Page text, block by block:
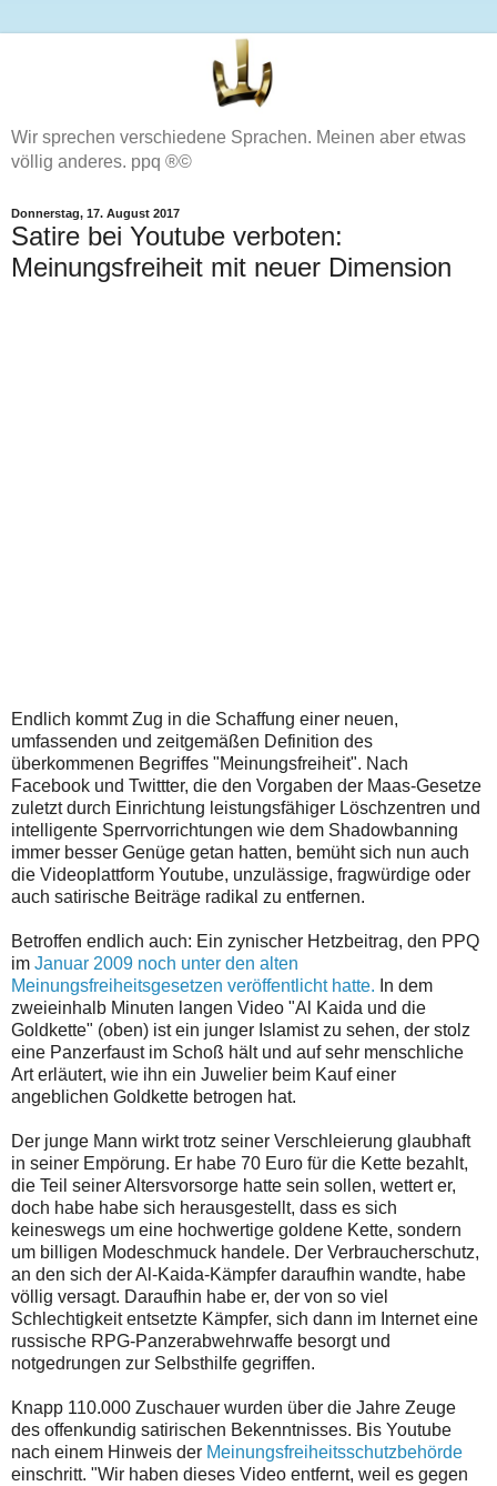
Wir sprechen verschiedene Sprachen. Meinen aber etwas
völlig anderes. ppq ®©
Donnerstag, 17. August 2017
Satire bei Youtube verboten:
Meinungsfreiheit mit neuer Dimension
Endlich kommt Zug in die Schaffung einer neuen,
umfassenden und zeitgemäßen Definition des
überkommenen Begriffes "Meinungsfreiheit". Nach
Facebook und Twittter, die den Vorgaben der Maas-Gesetze
zuletzt durch Einrichtung leistungsfähiger Löschzentren und
intelligente Sperrvorrichtungen wie dem Shadowbanning
immer besser Genüge getan hatten, bemüht sich nun auch
die Videoplattform Youtube, unzulässige, fragwürdige oder
auch satirische Beiträge radikal zu entfernen.
Betroffen endlich auch: Ein zynischer Hetzbeitrag, den PPQ
im Januar 2009 noch unter den alten
Meinungsfreiheitsgesetzen veröffentlicht hatte. In dem
zweieinhalb Minuten langen Video "Al Kaida und die
Goldkette" (oben) ist ein junger Islamist zu sehen, der stolz
eine Panzerfaust im Schoß hält und auf sehr menschliche
Art erläutert, wie ihn ein Juwelier beim Kauf einer
angeblichen Goldkette betrogen hat.
Der junge Mann wirkt trotz seiner Verschleierung glaubhaft
in seiner Empörung. Er habe 70 Euro für die Kette bezahlt,
die Teil seiner Altersvorsorge hatte sein sollen, wettert er,
doch habe habe sich herausgestellt, dass es sich
keineswegs um eine hochwertige goldene Kette, sondern
um billigen Modeschmuck handele. Der Verbraucherschutz,
an den sich der Al-Kaida-Kämpfer daraufhin wandte, habe
völlig versagt. Daraufhin habe er, der von so viel
Schlechtigkeit entsetzte Kämpfer, sich dann im Internet eine
russische RPG-Panzerabwehrwaffe besorgt und
notgedrungen zur Selbsthilfe gegriffen.
Knapp 110.000 Zuschauer wurden über die Jahre Zeuge
des offenkundig satirischen Bekenntnisses. Bis Youtube
nach einem Hinweis der Meinungsfreiheitsschutzbehörde
einschritt. "Wir haben dieses Video entfernt, weil es gegen